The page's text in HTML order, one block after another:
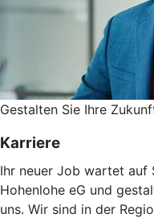
Gestalten Sie ­Ihre
Karriere
Ihr neuer Job wartet auf
Hohenlohe eG und
uns. Wir sind in der